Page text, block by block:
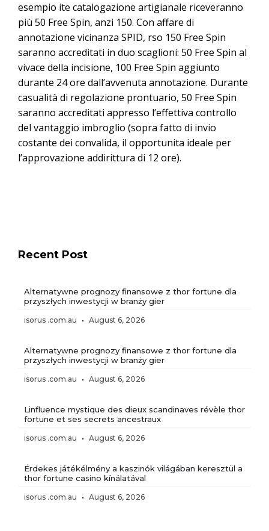
esempio ite catalogazione artigianale riceveranno
più 50 Free Spin, anzi 150. Con affare di
annotazione vicinanza SPID, rso 150 Free Spin
saranno accreditati in duo scaglioni: 50 Free Spin al
vivace della incisione, 100 Free Spin aggiunto
durante 24 ore dall’avvenuta annotazione. Durante
casualità di regolazione prontuario, 50 Free Spin
saranno accreditati appresso l’effettiva controllo
del vantaggio imbroglio (sopra fatto di invio
costante dei convalida, il opportunita ideale per
l’approvazione addirittura di 12 ore).
Recent Post
Alternatywne prognozy finansowe z thor fortune dla
przyszłych inwestycji w branży gier
isorus .com.au August 6, 2026
Alternatywne prognozy finansowe z thor fortune dla
przyszłych inwestycji w branży gier
isorus .com.au August 6, 2026
Linfluence mystique des dieux scandinaves révèle thor
fortune et ses secrets ancestraux
isorus .com.au August 6, 2026
Érdekes játékélmény a kaszinók világában keresztül a
thor fortune casino kínálatával
isorus .com.au August 6, 2026